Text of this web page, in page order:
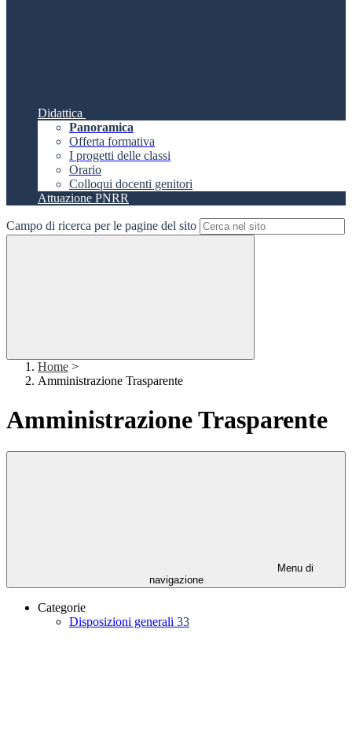
Didattica
Panoramica
Offerta formativa
I progetti delle classi
Orario
Colloqui docenti genitori
Attuazione PNRR
Campo di ricerca per le pagine del sito
Home >
Amministrazione Trasparente
Amministrazione Trasparente
Menu di
navigazione
Categorie
Disposizioni generali 33